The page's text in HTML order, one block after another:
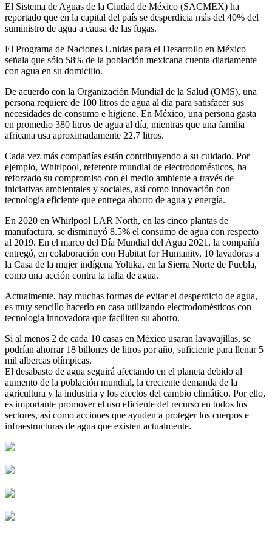
El Sistema de Aguas de la Ciudad de México (SACMEX) ha
reportado que en la capital del país se desperdicia más del 40% del
suministro de agua a causa de las fugas.
El Programa de Naciones Unidas para el Desarrollo en México
señala que sólo 58% de la población mexicana cuenta diariamente
con agua en su domicilio.
De acuerdo con la Organización Mundial de la Salud (OMS), una
persona requiere de 100 litros de agua al día para satisfacer sus
necesidades de consumo e higiene. En México, una persona gasta
en promedio 380 litros de agua al día, mientras que una familia
africana usa aproximadamente 22.7 litros.
Cada vez más compañías están contribuyendo a su cuidado. Por
ejemplo, Whirlpool, referente mundial de electrodomésticos, ha
reforzado su compromiso con el medio ambiente a través de
iniciativas ambientales y sociales, así como innovación con
tecnología eficiente que entrega ahorro de agua y energía.
En 2020 en Whirlpool LAR North, en las cinco plantas de
manufactura, se disminuyó 8.5% el consumo de agua con respecto
al 2019. En el marco del Día Mundial del Agua 2021, la compañía
entregó, en colaboración con Habitat for Humanity, 10 lavadoras a
la Casa de la mujer indígena Yoltika, en la Sierra Norte de Puebla,
como una acción contra la falta de agua.
Actualmente, hay muchas formas de evitar el desperdicio de agua,
es muy sencillo hacerlo en casa utilizando electrodomésticos con
tecnología innovadora que faciliten su ahorro.
Si al menos 2 de cada 10 casas en México usaran lavavajillas, se
podrían ahorrar 18 billones de litros por año, suficiente para llenar 5
mil albercas olímpicas.
El desabasto de agua seguirá afectando en el planeta debido al
aumento de la población mundial, la creciente demanda de la
agricultura y la industria y los efectos del cambio climático. Por ello,
es importante promover el uso eficiente del recurso en todos los
sectores, así como acciones que ayuden a proteger los cuerpos e
infraestructuras de agua que existen actualmente.